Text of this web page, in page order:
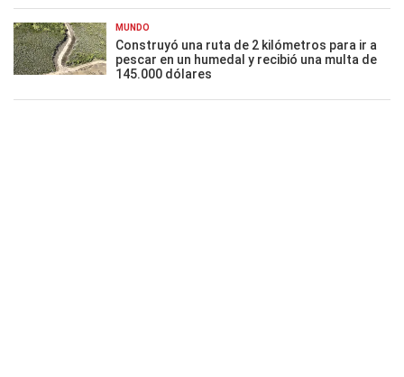
MUNDO
Construyó una ruta de 2 kilómetros para ir a
pescar en un humedal y recibió una multa de
145.000 dólares